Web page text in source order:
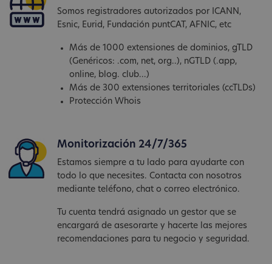
Somos registradores autorizados por ICANN,
Esnic, Eurid, Fundación puntCAT, AFNIC, etc
Más de 1000 extensiones de dominios, gTLD
(Genéricos: .com, net, org..), nGTLD (.app,
online, blog. club...)
Más de 300 extensiones territoriales (ccTLDs)
Protección Whois
Monitorización 24/7/365
Estamos siempre a tu lado para ayudarte con
todo lo que necesites. Contacta con nosotros
mediante teléfono, chat o correo electrónico.
Tu cuenta tendrá asignado un gestor que se
encargará de asesorarte y hacerte las mejores
recomendaciones para tu negocio y seguridad.